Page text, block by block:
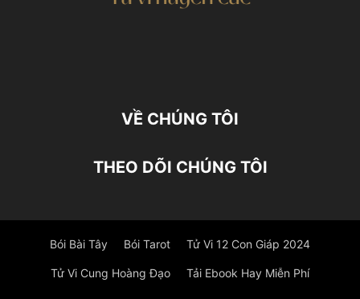
VỀ CHÚNG TÔI
THEO DÕI CHÚNG TÔI
Bói Bài Tây Bói Tarot Tử Vi 12 Con Giáp 2024
Tử Vi Cung Hoàng Đạo Tải Ebook Hay Miễn Phí